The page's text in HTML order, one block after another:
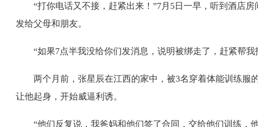
“打你电话又不接，赶紧出来！”7月5日一早，听到酒店房
发给父母和朋友。
“如果7点半我没给你们发消息，说明被绑走了，赶紧帮我
两个月前，张星辰在江西的家中，被3名穿着体能训练服
让他起身，开始威逼利诱。
“他们反复说，我爸妈和他们签了合同，交给他们训练，